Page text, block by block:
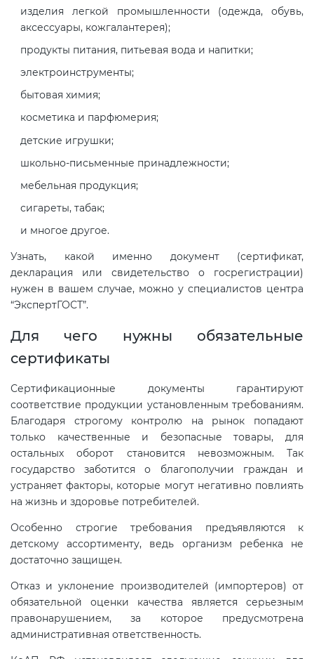
изделия легкой промышленности (одежда, обувь,
аксессуары, кожгалантерея);
продукты питания, питьевая вода и напитки;
электроинструменты;
бытовая химия;
косметика и парфюмерия;
детские игрушки;
школьно-письменные принадлежности;
мебельная продукция;
сигареты, табак;
и многое другое.
Узнать, какой именно документ (сертификат,
декларация или свидетельство о госрегистрации)
нужен в вашем случае, можно у специалистов центра
“ЭкспертГОСТ”.
Для чего нужны обязательные
сертификаты
Сертификационные документы гарантируют
соответствие продукции установленным требованиям.
Благодаря строгому контролю на рынок попадают
только качественные и безопасные товары, для
остальных оборот становится невозможным. Так
государство заботится о благополучии граждан и
устраняет факторы, которые могут негативно повлиять
на жизнь и здоровье потребителей.
Особенно строгие требования предъявляются к
детскому ассортименту, ведь организм ребенка не
достаточно защищен.
Отказ и уклонение производителей (импортеров) от
обязательной оценки качества является серьезным
правонарушением, за которое предусмотрена
административная ответственность.
Действующие технические
регламенты